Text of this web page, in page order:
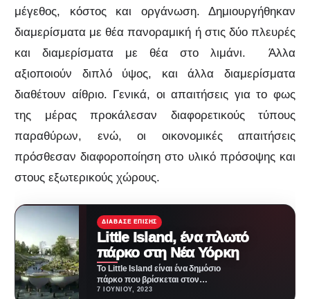
μέγεθος, κόστος και οργάνωση. Δημιουργήθηκαν
διαμερίσματα με θέα πανοραμική ή στις δύο πλευρές
και διαμερίσματα με θέα στο λιμάνι. Άλλα
αξιοποιούν διπλό ύψος, και άλλα διαμερίσματα
διαθέτουν αίθριο. Γενικά, οι απαιτήσεις για το φως
της μέρας προκάλεσαν διαφορετικούς τύπους
παραθύρων, ενώ, οι οικονομικές απαιτήσεις
πρόσθεσαν διαφοροποίηση στο υλικό πρόσοψης και
στους εξωτερικούς χώρους.
ΔΙΆΒΑΣΕ ΕΠΊΣΗΣ
Little Island, ένα πλωτό
πάρκο στη Νέα Υόρκη
Το Little Island είναι ένα δημόσιο
πάρκο που βρίσκεται στον
ποταμό Hudson, στη Νέα Υόρκη.
7 ΙΟΥΝΊΟΥ, 2023